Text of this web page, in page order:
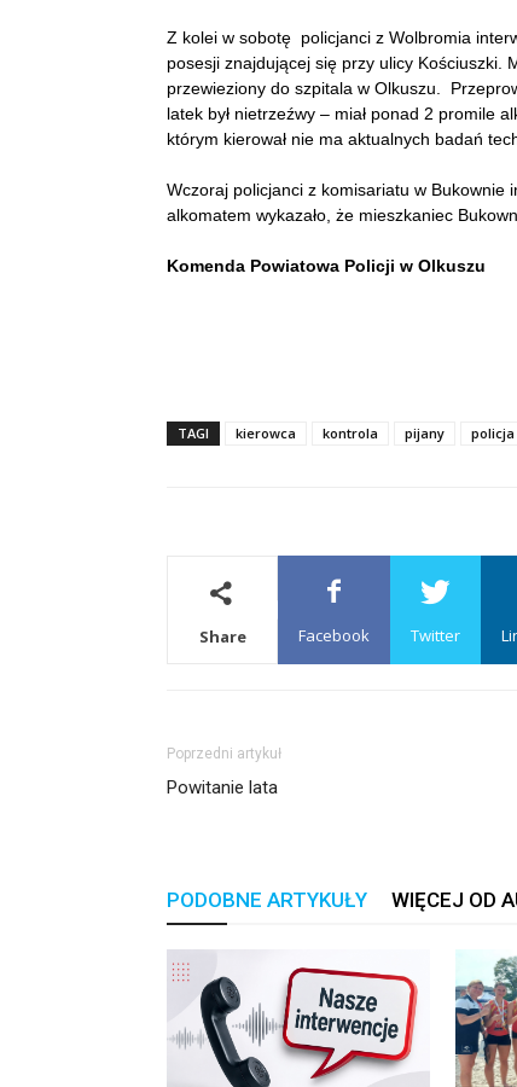
Z kolei w sobotę policjanci z Wolbromia
posesji znajdującej się przy ulicy Kościuszki.
przewieziony do szpitala w Olkuszu.
latek był nietrzeźwy – miał ponad 2 promile
którym kierował nie ma aktualnych badań
Wczoraj policjanci z komisariatu w
alkomatem wykazało, że mieszkaniec
Komenda Powiatowa Policji w Olkuszu
TAGI kierowca kontrola pijany policja
Share Facebook Twitter
Poprzedni artykuł
Powitanie lata
PODOBNE ARTYKUŁY WIĘCEJ OD